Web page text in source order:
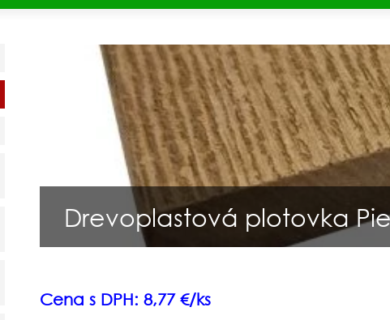
Drevoplastová plotovka
Cena s DPH: 8,77 €/ks